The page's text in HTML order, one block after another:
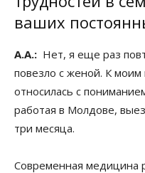
ваших
А.А.: Нет, я еще раз
повезло с женой. К моим
относилась с
работая в Молдове,
три месяца.
Современная медицина